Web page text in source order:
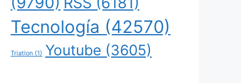
Tecnología (42570)
Triatlon (1) Youtube (3605)